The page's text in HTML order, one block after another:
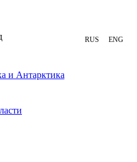
ENG
RUS
и Антарктика